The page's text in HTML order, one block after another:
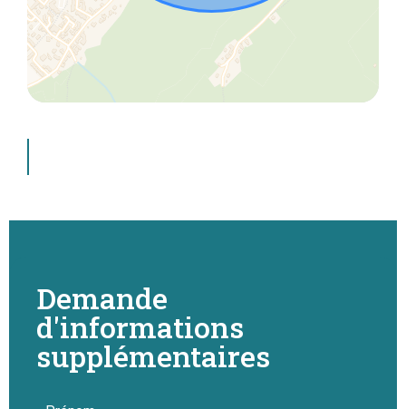
Demande
d'informations
supplémentaires